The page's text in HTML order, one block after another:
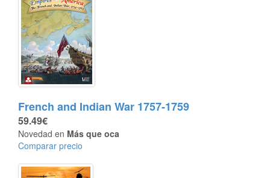
French and Indian War 1757-1759
59.49€
Novedad en Más que oca
Comparar precio